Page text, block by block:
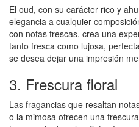
El oud, con su carácter rico y
elegancia a cualquier
con notas frescas, crea una
tanto fresca como lujosa,
se desea dejar una impresión
3. Frescura floral
Las fragancias que resaltan
o la mimosa ofrecen una